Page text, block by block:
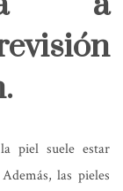
piel suele estar
las pieles